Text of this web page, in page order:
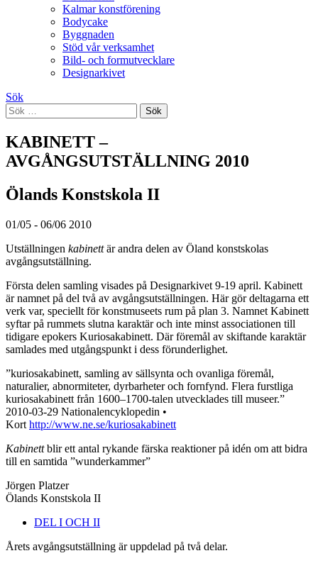
Kalmar konstförening
Bodycake
Byggnaden
Stöd vår verksamhet
Bild- och formutvecklare
Designarkivet
Sök
Sök
efter:
KABINETT –
AVGÅNGSUTSTÄLLNING 2010
Ölands Konstskola II
01/05 - 06/06 2010
Utställningen kabinettär andra delen av Öland konstskolas
avgångsutställning.
Första delen samling visades på Designarkivet 9-19 april. Kabinett
är namnet på del två av avgångsutställningen. Här gör deltagarna ett
verk var, speciellt för konstmuseets rum på plan 3. Namnet Kabinett
syftar på rummets slutna karaktär och inte minst associationen till
tidigare epokers Kuriosakabinett. Där föremål av skiftande karaktär
samlades med utgångspunkt i dess förunderlighet.
”kuriosakabinett, samling av sällsynta och ovanliga föremål,
naturalier, abnormiteter, dyrbarheter och fornfynd. Flera furstliga
kuriosakabinett från 1600–1700-talen utvecklades till museer.”
2010-03-29 Nationalencyklopedin •
Kort http://www.ne.se/kuriosakabinett
Kabinettblir ett antal rykande färska reaktioner på idén om att bidra
till en samtida ”wunderkammer”
Jörgen Platzer
Ölands Konstskola II
DEL I OCH II
Årets avgångsutställning är uppdelad på två delar.